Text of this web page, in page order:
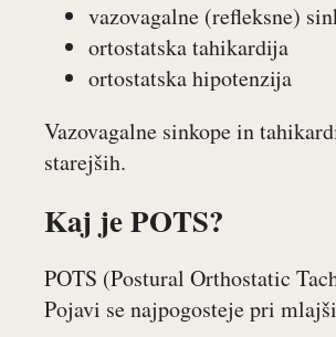
vazovagalne (refleksne)
ortostatska tahikardija
ortostatska hipotenzija
Vazovagalne sinkope in
starejših.
Kaj je POTS?
POTS (Postural Orthostatic
Pojavi se najpogosteje pri